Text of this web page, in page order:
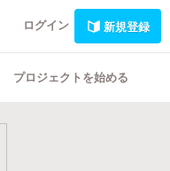
ログイン 新規登録
プロジェクトを始める